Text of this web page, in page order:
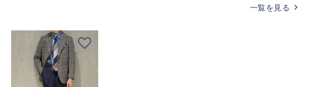
一覧を見る